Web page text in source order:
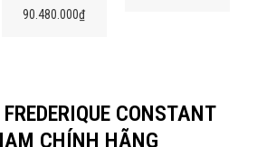
90.480.000₫
CONSTANT
CHÍNH HÃNG